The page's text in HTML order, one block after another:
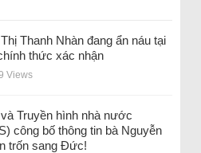
Thanh Nhàn đang ẩn náu tại
thức xác nhận
Views
Truyền hình nhà nước
công bố thông tin bà Nguyễn
trốn sang Đức!